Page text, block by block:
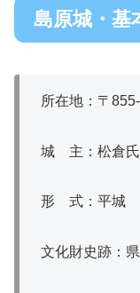
島原城・基
所在地：〒
城 主：松倉氏
形 式：平城
文化財史跡：